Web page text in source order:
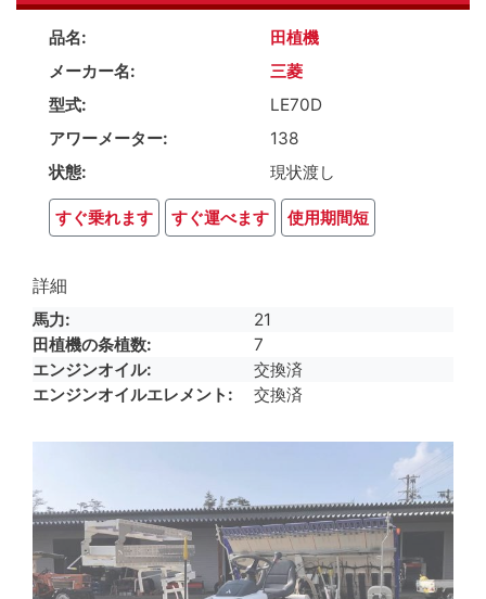
品名
田植機
メーカー名
三菱
型式
LE70D
アワーメーター
138
状態
現状渡し
すぐ乗れます すぐ運べます 使用期間短
詳細
馬力
21
田植機の条植数
7
エンジンオイル
交換済
エンジンオイルエレメント
交換済